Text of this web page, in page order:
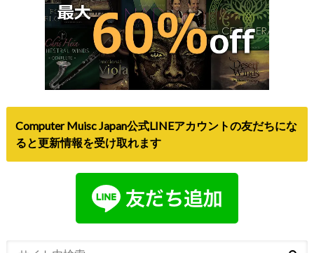
Computer Muisc Japan公式LINEアカウントの友だちにな
ると更新情報を受け取れます